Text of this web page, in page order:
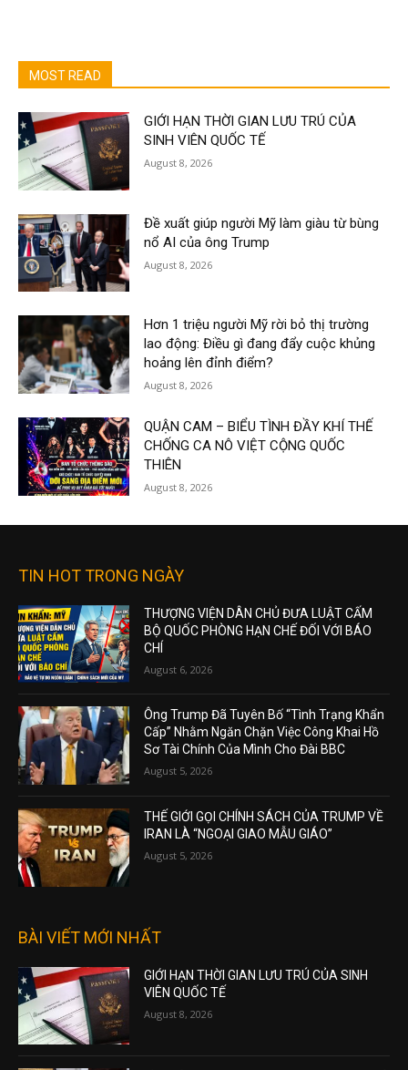
MOST READ
GIỚI HẠN THỜI GIAN LƯU TRÚ CỦA
SINH VIÊN QUỐC TẾ
August 8, 2026
Đề xuất giúp người Mỹ làm giàu từ bùng
nổ AI của ông Trump
August 8, 2026
Hơn 1 triệu người Mỹ rời bỏ thị trường
lao động: Điều gì đang đẩy cuộc khủng
hoảng lên đỉnh điểm?
August 8, 2026
QUẬN CAM – BIỂU TÌNH ĐẦY KHÍ THẾ
CHỐNG CA NÔ VIỆT CỘNG QUỐC
THIÊN
August 8, 2026
TIN HOT TRONG NGÀY
THƯỢNG VIỆN DÂN CHỦ ĐƯA LUẬT CẤM
BỘ QUỐC PHÒNG HẠN CHẾ ĐỐI VỚI BÁO
CHÍ
August 6, 2026
Ông Trump Đã Tuyên Bố “Tình Trạng Khẩn
Cấp” Nhằm Ngăn Chặn Việc Công Khai Hồ
Sơ Tài Chính Của Mình Cho Đài BBC
August 5, 2026
THẾ GIỚI GỌI CHÍNH SÁCH CỦA TRUMP VỀ
IRAN LÀ “NGOẠI GIAO MẪU GIÁO”
August 5, 2026
BÀI VIẾT MỚI NHẤT
GIỚI HẠN THỜI GIAN LƯU TRÚ CỦA SINH
VIÊN QUỐC TẾ
August 8, 2026